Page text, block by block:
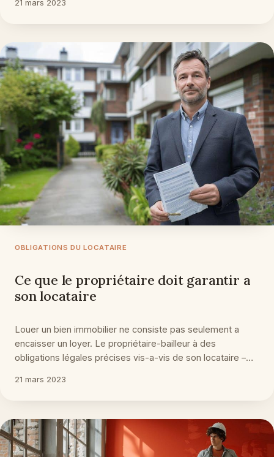
21 mars 2023
OBLIGATIONS DU LOCATAIRE
Ce que le propriétaire doit garantir a
son locataire
Louer un bien immobilier ne consiste pas seulement a
encaisser un loyer. Le propriétaire-bailleur à des
obligations légales précises vis-a-vis de son locataire –…
21 mars 2023